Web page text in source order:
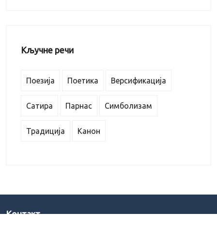
Кључне речи
Поезија Поетика Версификација
Сатира Парнас Симболизам
Традиција Канон
Kонтакт